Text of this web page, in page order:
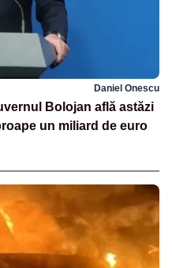
Daniel Onescu
Bolojan află astăzi
un miliard de euro